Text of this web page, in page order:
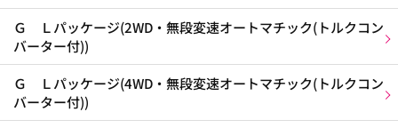
Ｇ Ｌパッケージ(2WD・無段変速オートマチック(トルクコン
バーター付))
Ｇ Ｌパッケージ(4WD・無段変速オートマチック(トルクコン
バーター付))